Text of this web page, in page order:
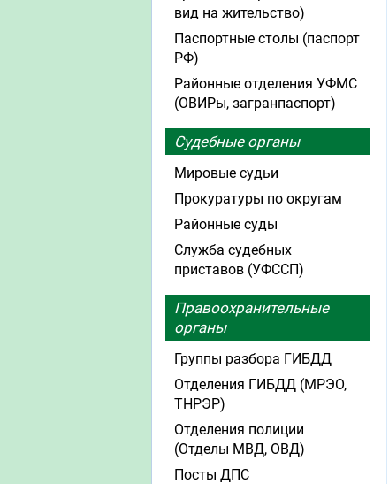
вид на жительство)
Паспортные столы (паспорт
РФ)
Районные отделения УФМС
(ОВИРы, загранпаспорт)
Судебные органы
Мировые судьи
Прокуратуры по округам
Районные суды
Служба судебных
приставов (УФССП)
Правоохранительные
органы
Группы разбора ГИБДД
Отделения ГИБДД (МРЭО,
ТНРЭР)
Отделения полиции
(Отделы МВД, ОВД)
Посты ДПС